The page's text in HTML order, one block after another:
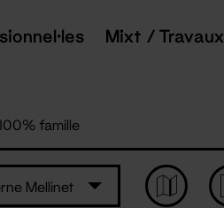
Mixt / Travaux
100% famille
Mellinet